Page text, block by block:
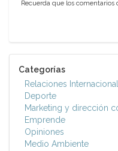
Recuerda que los
Categorías
Relaciones
Deporte
Marketing y dirección
Emprende
Opiniones
Medio Ambiente